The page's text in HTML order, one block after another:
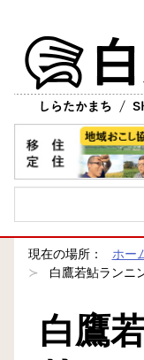
現在の場所： ホー
白鷹若鮎ランニ
白鷹